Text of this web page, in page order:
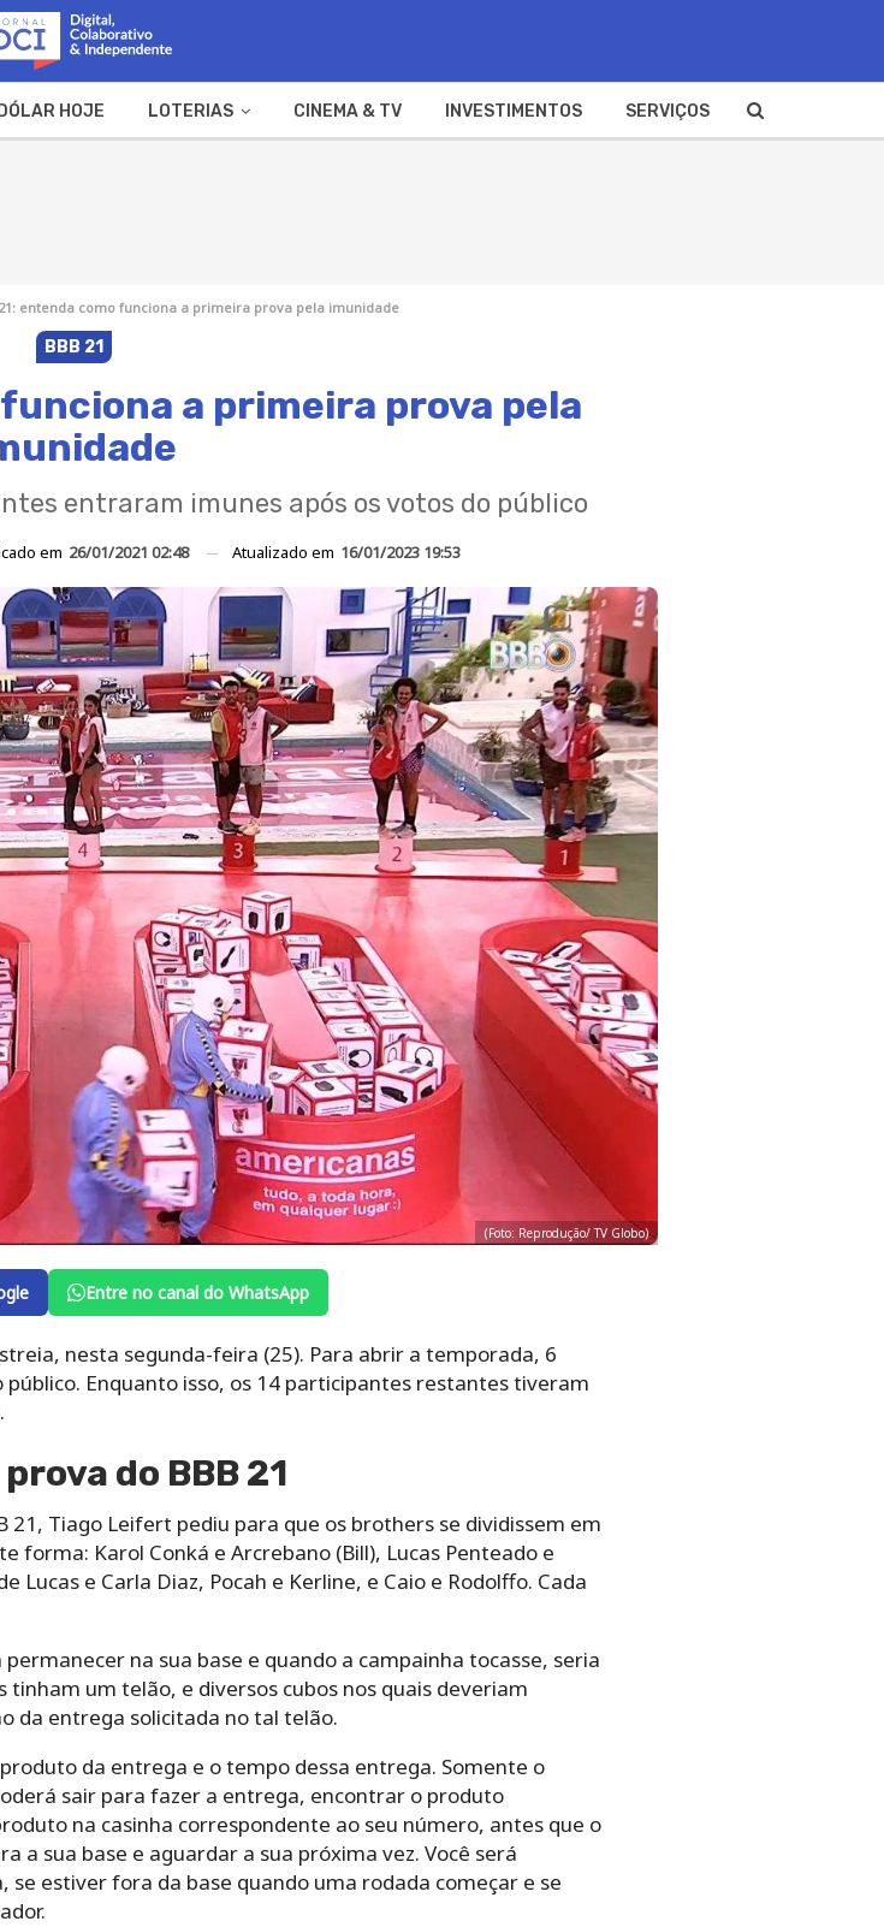
DÓLAR HOJE LOTERIAS CINEMA & TV INVESTIMENTOS SERVIÇOS
21: entenda como funciona a primeira prova pela imunidade
BBB 21
a primeira prova pela
entraram imunes após os votos do público
em 26/01/2021 02:48 Atualizado em 16/01/2023 19:53
(Foto: Reprodução/ TV Globo)
Entre no canal do WhatsApp
nesta segunda-feira (25). Para abrir a temporada, 6
Enquanto isso, os 14 participantes restantes tiveram
do BBB 21
21, Tiago Leifert pediu para que os brothers se dividissem em
forma: Karol Conká e Arcrebano (Bill), Lucas Penteado e
Lucas e Carla Diaz, Pocah e Kerline, e Caio e Rodolffo. Cada
na sua base e quando a campainha tocasse, seria
um telão, e diversos cubos nos quais deveriam
da entrega solicitada no tal telão.
da entrega e o tempo dessa entrega. Somente o
sair para fazer a entrega, encontrar o produto
na casinha correspondente ao seu número, antes que o
sua base e aguardar a sua próxima vez. Você será
estiver fora da base quando uma rodada começar e se